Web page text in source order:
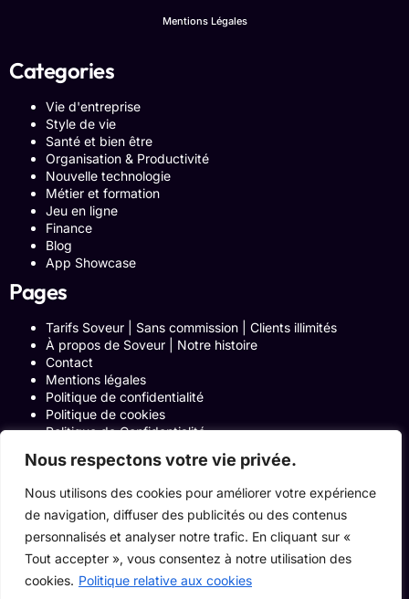
Nous respectons votre vie privée.
Nous utilisons des cookies pour améliorer votre expérience
de navigation, diffuser des publicités ou des contenus
personnalisés et analyser notre trafic. En cliquant sur «
Tout accepter », vous consentez à notre utilisation des
cookies. Politique relative aux cookies
Mentions Légales
Categories
Vie d'entreprise
Style de vie
Santé et bien être
Organisation & Productivité
Nouvelle technologie
Métier et formation
Jeu en ligne
Finance
Blog
App Showcase
Pages
Tarifs Soveur | Sans commission | Clients illimités
À propos de Soveur | Notre histoire
Contact
Mentions légales
Politique de confidentialité
Politique de cookies
Politique de Confidentialité
Blog
Programme Affiliation
Conditions générales d’utilisation
ACCUEIL
Onglets Zone Affilié
Le Blog
Devenir pro